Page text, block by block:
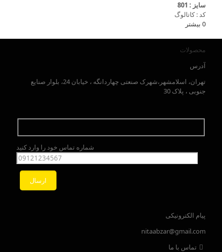
سایز : 801
کد : کاتالوگ
0 بیشتر
محصولات
آدرس
تهران، اسلامشهر،شهرک صنعتی چهاردانگه ، خیابان 24، بلوار صنایع
جنوبی ، پلاک 30
شماره تماس خود را وارد کنید
پیام الکترونیکی
nitaabzar@gmail.com
تماس با ما